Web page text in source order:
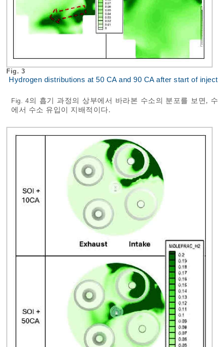
Fig. 3
Hydrogen distributions at 50 CA and 90 CA after start of
Fig. 4의 흡기 과정의 상부에서 바라본 수소의 분포를 보면,
에서 수소 유입이 지배적이다.